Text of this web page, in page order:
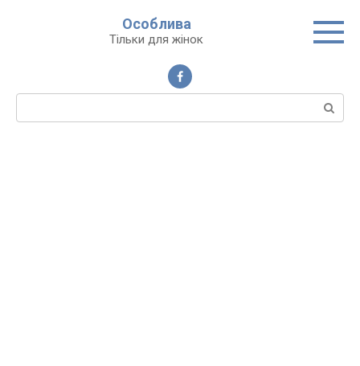
Особлива
Тільки для жінок
Пошук: